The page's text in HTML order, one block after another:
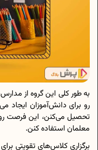
به طور کلی این گروه از
رو برای دانش‌آموزان ایجاد
تحصیل می‌کنن، این فرصت رو
معلمان استفاده کنن.
برگزاری کلاس‌های تقویتی